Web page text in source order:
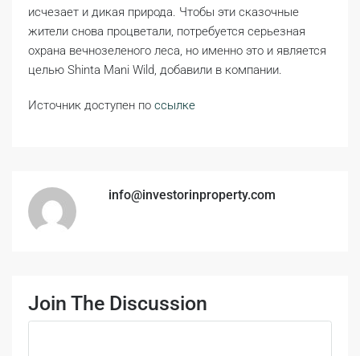
исчезает и дикая природа. Чтобы эти сказочные
жители снова процветали, потребуется серьезная
охрана вечнозеленого леса, но именно это и является
целью Shinta Mani Wild, добавили в компании.
Источник доступен по ссылке
info@investorinproperty.com
Join The Discussion